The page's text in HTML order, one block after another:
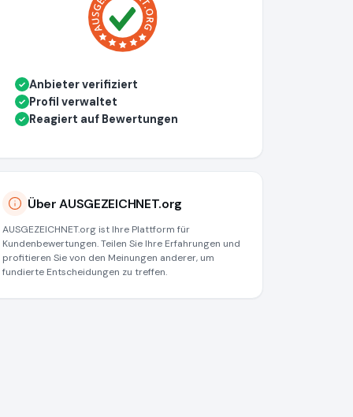
✓ Anbieter verifiziert
✓ Profil verwaltet
✓ Reagiert auf Bewertungen
Über AUSGEZEICHNET.org
AUSGEZEICHNET.org ist Ihre Plattform für
Kundenbewertungen. Teilen Sie Ihre Erfahrungen und
profitieren Sie von den Meinungen anderer, um
fundierte Entscheidungen zu treffen.